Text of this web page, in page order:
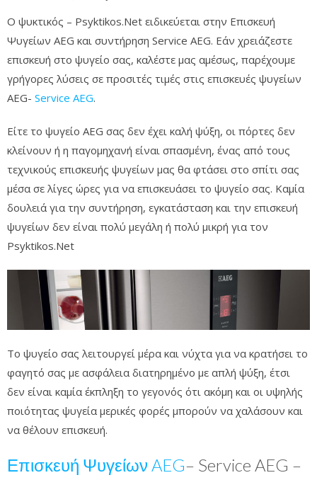
Ο ψυκτικός – Psyktikos.Net ειδικεύεται στην Επισκευή
Ψυγείων AEG και συντήρηση Service AEG. Εάν χρειάζεστε
επισκευή στο ψυγείο σας, καλέστε μας αμέσως, παρέχουμε
γρήγορες λύσεις σε προσιτές τιμές στις επισκευές ψυγείων
AEG- Service AEG.
Είτε το ψυγείο AEG σας δεν έχει καλή ψύξη, οι πόρτες δεν
κλείνουν ή η παγομηχανή είναι σπασμένη, ένας από τους
τεχνικούς επισκευής ψυγείων μας θα φτάσει στο σπίτι σας
μέσα σε λίγες ώρες για να επισκευάσει το ψυγείο σας. Καμία
δουλειά για την συντήρηση, εγκατάσταση και την επισκευή
ψυγείων δεν είναι πολύ μεγάλη ή πολύ μικρή για τον
Psyktikos.Net
Το ψυγείο σας λειτουργεί μέρα και νύχτα για να κρατήσει το
φαγητό σας με ασφάλεια διατηρημένο με απλή ψύξη, έτσι
δεν είναι καμία έκπληξη το γεγονός ότι ακόμη και οι υψηλής
ποιότητας ψυγεία μερικές φορές μπορούν να χαλάσουν και
να θέλουν επισκευή.
Επισκευή Ψυγείων AEG– Service AEG –